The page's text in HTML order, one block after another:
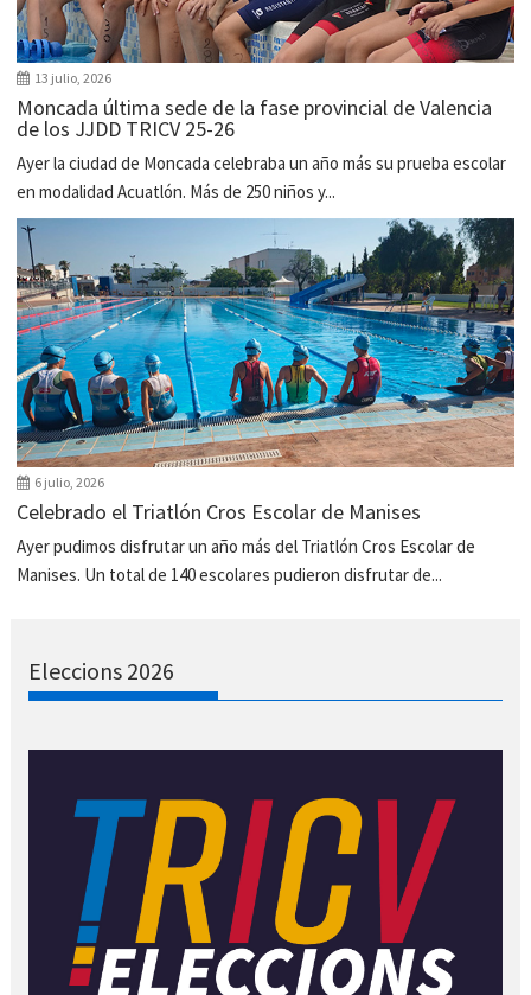
13 julio, 2026
Moncada última sede de la fase provincial de Valencia
de los JJDD TRICV 25-26
Ayer la ciudad de Moncada celebraba un año más su prueba escolar
en modalidad Acuatlón. Más de 250 niños y...
6 julio, 2026
Celebrado el Triatlón Cros Escolar de Manises
Ayer pudimos disfrutar un año más del Triatlón Cros Escolar de
Manises. Un total de 140 escolares pudieron disfrutar de...
Eleccions 2026